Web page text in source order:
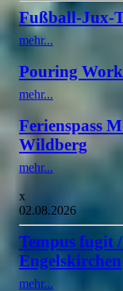
Fußball-Jux-
mehr...
Pouring
mehr...
Ferienspass
Wildberg
mehr...
x
02.08.2026
Tempus fugit
Engelskirchen
mehr...